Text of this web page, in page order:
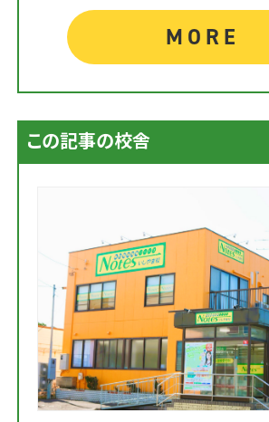
MORE
この記事の校舎